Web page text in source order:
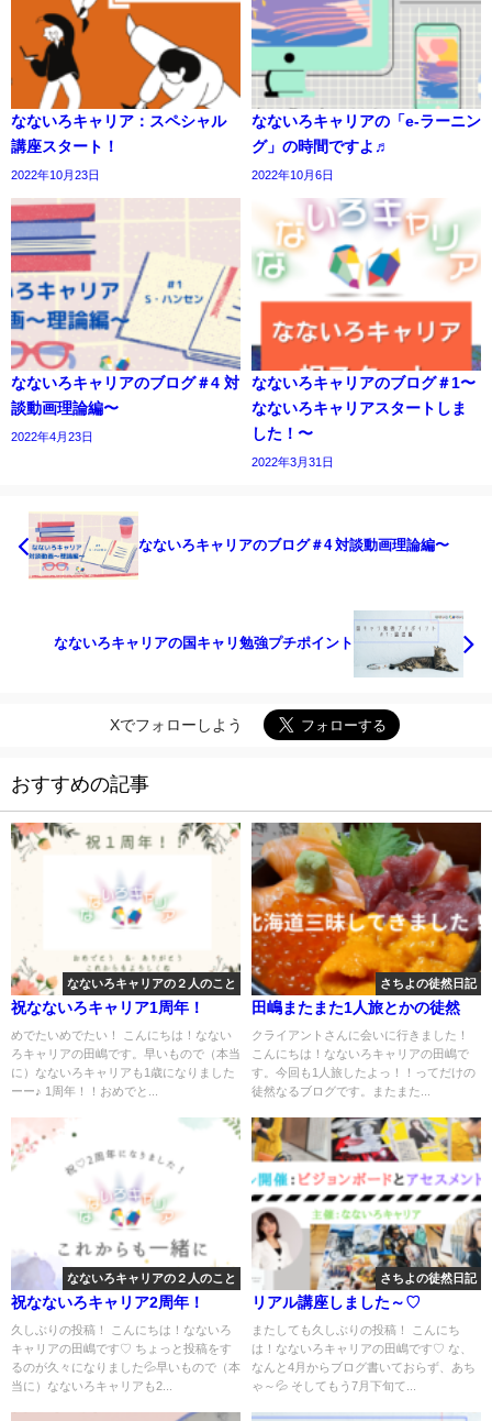
なないろキャリア：スペシャル
講座スタート！
2022年10月23日
なないろキャリアの「e-ラーニン
グ」の時間ですよ♬
2022年10月6日
なないろキャリアのブログ＃4 対
談動画理論編〜
2022年4月23日
なないろキャリアのブログ＃1〜
なないろキャリアスタートしま
した！〜
2022年3月31日
なないろキャリアのブログ＃4 対談動画理論編〜
なないろキャリアの国キャリ勉強プチポイント
Xでフォローしよう
おすすめの記事
なないろキャリアの２人のこと
祝なないろキャリア1周年！
めでたいめでたい！ こんにちは！なない
ろキャリアの田嶋です。早いもので（本当
に）なないろキャリアも1歳になりました
ーー♪ 1周年！！おめでと...
さちよの徒然日記
田嶋またまた1人旅とかの徒然
クライアントさんに会いに行きました！
こんにちは！なないろキャリアの田嶋で
す。今回も1人旅したよっ！！ってだけの
徒然なるブログです。またまた...
なないろキャリアの２人のこと
祝なないろキャリア2周年！
久しぶりの投稿！ こんにちは！なないろ
キャリアの田嶋です♡ ちょっと投稿をす
るのが久々になりました💦早いもので（本
当に）なないろキャリアも2...
さちよの徒然日記
リアル講座しました～♡
またしても久しぶりの投稿！ こんにち
は！なないろキャリアの田嶋です♡ な、
なんと4月からブログ書いておらず、あち
ゃ～💦 そしてもう7月下旬て...